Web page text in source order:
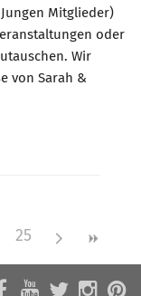
Mitglieder)
oder
Wir
von Sarah &
25